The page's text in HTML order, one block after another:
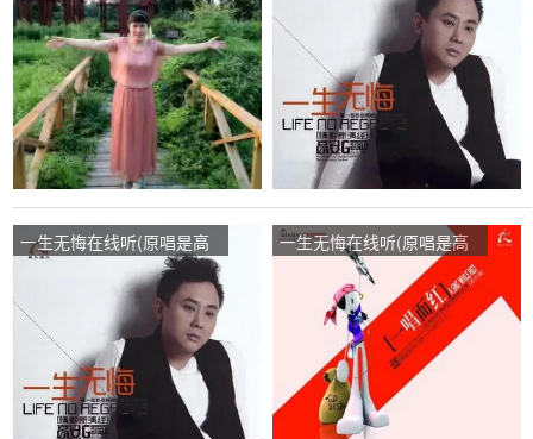
播:396次
次
一生无悔在线听(原唱是高
安/杭娇)，吴萌洁演唱点
一生无悔在线听(原唱是高
安/杭娇)，小群演唱点播:57